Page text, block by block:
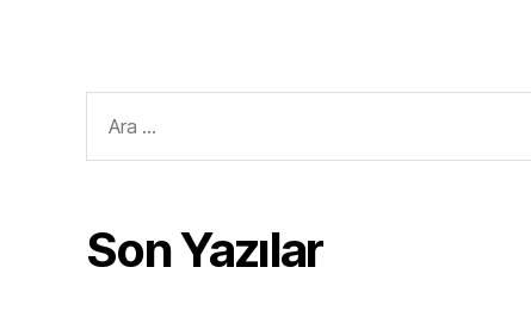
yap:
Son Yazılar